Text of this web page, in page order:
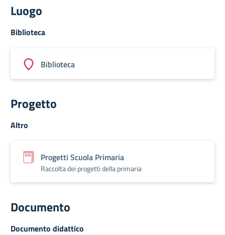
Luogo
Biblioteca
Biblioteca
Progetto
Altro
Progetti Scuola Primaria
Raccolta dei progetti della primaria
Documento
Documento didattico